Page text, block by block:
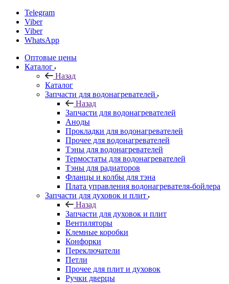
Telegram
Viber
Viber
WhatsApp
Оптовые цены
Каталог
Назад
Каталог
Запчасти для водонагревателей
Назад
Запчасти для водонагревателей
Аноды
Прокладки для водонагревателей
Прочее для водонагревателей
Тэны для водонагревателей
Термостаты для водонагревателей
Тэны для радиаторов
Фланцы и колбы для тэна
Плата управления водонагревателя-бойлера
Запчасти для духовок и плит
Назад
Запчасти для духовок и плит
Вентиляторы
Клемные коробки
Конфорки
Переключатели
Петли
Прочее для плит и духовок
Ручки дверцы